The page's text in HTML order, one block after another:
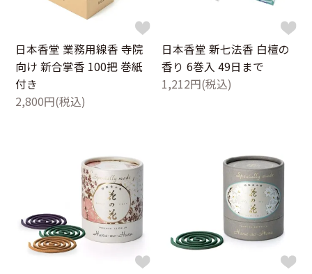
日本香堂 業務用線香 寺院
向け 新合掌香 100把 巻紙
付き
2,800円(税込)
日本香堂 新七法香 白檀の
香り 6巻入 49日まで
1,212円(税込)